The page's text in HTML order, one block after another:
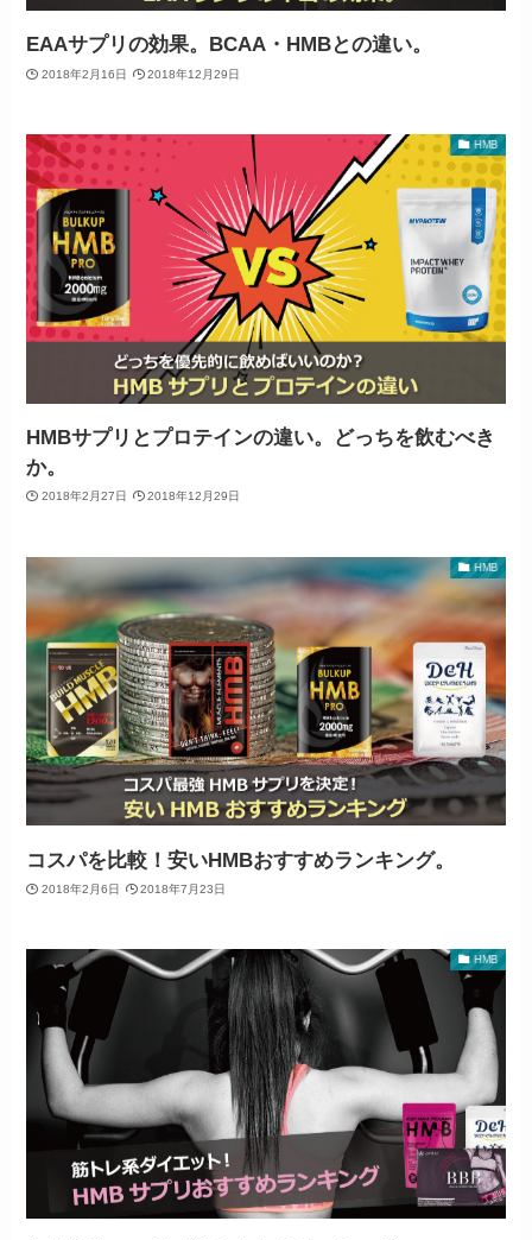
EAAサプリの効果。BCAA・HMBとの違い。
2018年2月16日 2018年12月29日
HMB
HMBサプリとプロテインの違い。どっちを飲むべき
か。
2018年2月27日 2018年12月29日
HMB
コスパを比較！安いHMBおすすめランキング。
2018年2月6日 2018年7月23日
HMB